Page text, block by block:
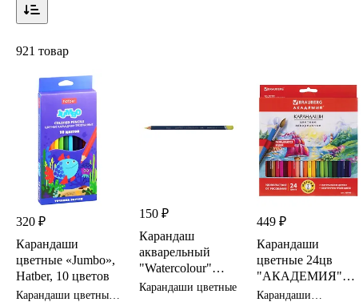
921 товар
320 ₽
Карандаши
цветные «Jumbo»,
Hatber, 10 цветов
Карандаши цветные
150 ₽
Карандаш
акварельный
"Watercolour"
желтая примула
Карандаши цветные
449 ₽
Карандаши
цветные 24цв
"АКАДЕМИЯ"
акварельные
Карандаши